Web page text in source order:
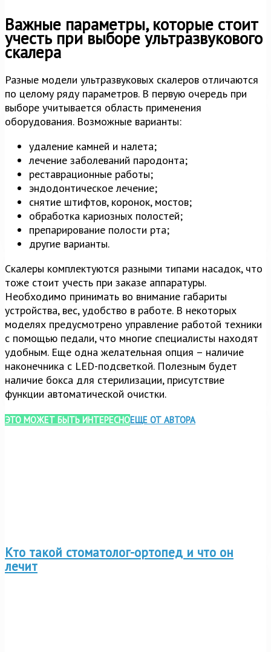
Важные параметры, которые стоит
учесть при выборе ультразвукового
скалера
Разные модели ультразвуковых скалеров отличаются
по целому ряду параметров. В первую очередь при
выборе учитывается область применения
оборудования. Возможные варианты:
удаление камней и налета;
лечение заболеваний пародонта;
реставрационные работы;
эндодонтическое лечение;
снятие штифтов, коронок, мостов;
обработка кариозных полостей;
препарирование полости рта;
другие варианты.
Скалеры комплектуются разными типами насадок, что
тоже стоит учесть при заказе аппаратуры.
Необходимо принимать во внимание габариты
устройства, вес, удобство в работе. В некоторых
моделях предусмотрено управление работой техники
с помощью педали, что многие специалисты находят
удобным. Еще одна желательная опция – наличие
наконечника с LED-подсветкой. Полезным будет
наличие бокса для стерилизации, присутствие
функции автоматической очистки.
ЭТО МОЖЕТ БЫТЬ ИНТЕРЕСНОЕЩЕ ОТ АВТОРА
Кто такой стоматолог-ортопед и что он
лечит